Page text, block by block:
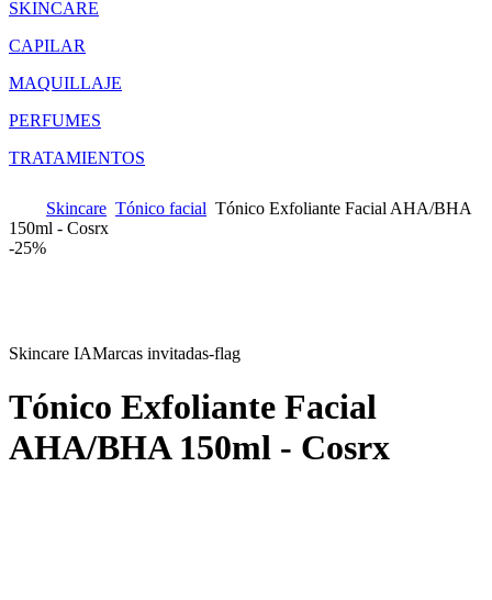
SKINCARE
CAPILAR
MAQUILLAJE
PERFUMES
TRATAMIENTOS
Skincare Tónico facial Tónico Exfoliante Facial AHA/BHA
150ml - Cosrx
-25%
Skincare IAMarcas invitadas-flag
Tónico Exfoliante Facial
AHA/BHA 150ml - Cosrx